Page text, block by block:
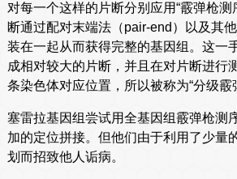
对每一个这样的片断分别应用“霰弹枪测
断通过配对末端法（pair-end）以及其
装在一起从而获得完整的基因组。这一
成相对较大的片断，并且在对片断进行
条染色体对应位置，所以被称为“分级霰
塞雷拉基因组尝试用全基因组霰弹枪测
加的定位拼接。但他们由于利用了少量
划而招致他人诟病。